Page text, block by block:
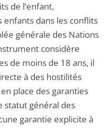
de l’enfant,
enfants dans les conflits
générale des Nations
considère
de moins de 18 ans, il
à des hostilités
place des garanties
statut général des
garantie explicite à